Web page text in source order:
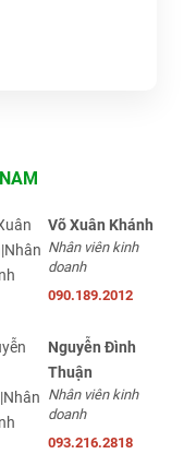
Võ Xuân Khánh
Nhân viên kinh
doanh
090.189.2012
Nguyễn Đình
Thuận
Nhân viên kinh
doanh
093.216.2818